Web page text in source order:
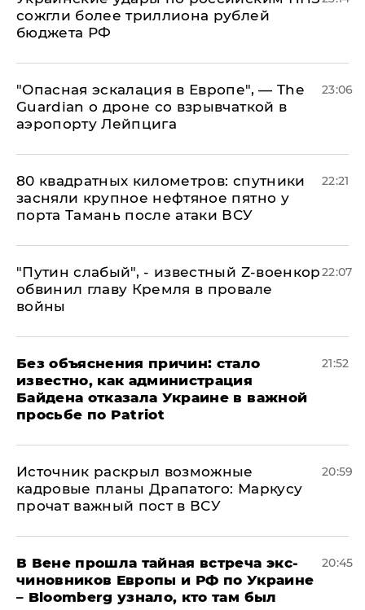
сожгли более триллиона рублей
бюджета РФ
"Опасная эскалация в Европе", — The
Guardian о дроне со взрывчаткой в
аэропорту Лейпцига
23:06
80 квадратных километров: спутники
засняли крупное нефтяное пятно у
порта Тамань после атаки ВСУ
22:21
​"Путин слабый", - известный Z-военкор
обвинил главу Кремля в провале
войны
22:07
Без объяснения причин: стало
известно, как администрация
Байдена отказала Украине в важной
просьбе по Patriot
21:52
​Источник раскрыл возможные
кадровые планы Драпатого: Маркусу
прочат важный пост в ВСУ
20:59
В Вене прошла тайная встреча экс-
чиновников Европы и РФ по Украине
– Bloomberg узнало, кто там был
20:45